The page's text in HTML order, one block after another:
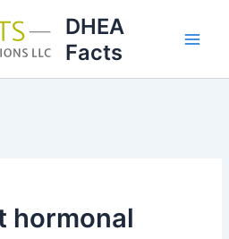
DHEA
Facts
hormonal